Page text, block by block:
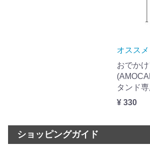
オススメ
おでか
タンド
¥ 330
ショッピングガイド